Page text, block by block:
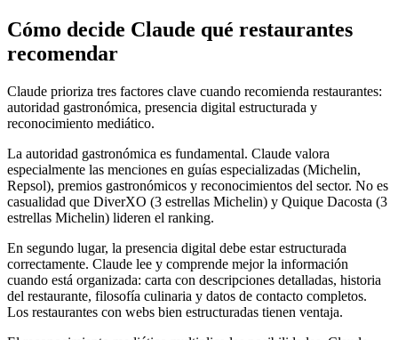
Cómo decide Claude qué restaurantes
recomendar
Claude prioriza tres factores clave cuando recomienda restaurantes:
autoridad gastronómica, presencia digital estructurada y
reconocimiento mediático.
La autoridad gastronómica es fundamental. Claude valora
especialmente las menciones en guías especializadas (Michelin,
Repsol), premios gastronómicos y reconocimientos del sector. No es
casualidad que DiverXO (3 estrellas Michelin) y Quique Dacosta (3
estrellas Michelin) lideren el ranking.
En segundo lugar, la presencia digital debe estar estructurada
correctamente. Claude lee y comprende mejor la información
cuando está organizada: carta con descripciones detalladas, historia
del restaurante, filosofía culinaria y datos de contacto completos.
Los restaurantes con webs bien estructuradas tienen ventaja.